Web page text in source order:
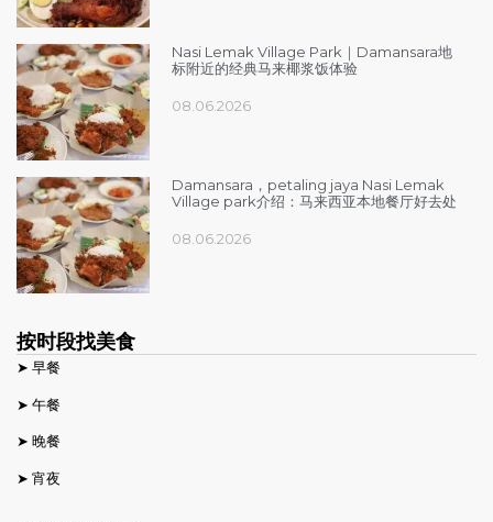
Nasi Lemak Village Park｜Damansara地
标附近的经典马来椰浆饭体验
08.06.2026
Damansara，petaling jaya Nasi Lemak
Village park介绍：马来西亚本地餐厅好去处
08.06.2026
按时段找美食
➤ 早餐
➤ 午餐
➤ 晚餐
➤ 宵夜